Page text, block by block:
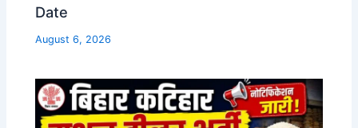
Date
August 6, 2026